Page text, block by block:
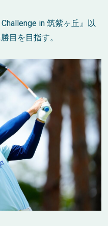
in 筑紫ヶ丘』以
目を目指す。